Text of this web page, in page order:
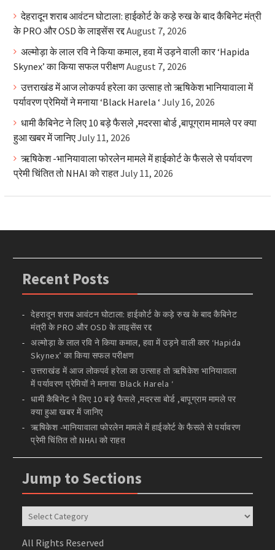
देहरादून शराब आवंटन घोटाला: हाईकोर्ट के कड़े रुख के बाद कैबिनेट मंत्री
के PRO और OSD के लाइसेंस रद्दAugust 7, 2026
अल्मोड़ा के लाल रवि ने किया कमाल, हवा में उड़ने वाली कार ‘Hapida
Skynex’ का किया सफल परीक्षणAugust 7, 2026
उत्तराखंड में आज लोकपर्व हरेला का उत्साह तो ऋषिकेश भानियावाला में
पर्यावरण प्रेमियों ने मनाया ‘Black Harela ‘ July 16, 2026
धामी कैबिनेट ने लिए 10 बड़े फैसले ,मदरसा बोर्ड ,बापूग्राम मामले पर क्या
हुआ खबर में जानिएJuly 11, 2026
ऋषिकेश -भानियावाला फोरलेन मामले में हाईकोर्ट के फैसले से पर्यावरण
प्रेमी चिंतित तो NHAI को राहतJuly 11, 2026
Recent Posts
देहरादून शराब आवंटन घोटाला: हाईकोर्ट के कड़े रुख के बाद कैबिनेट
मंत्री के PRO और OSD के लाइसेंस रद्द
अल्मोड़ा के लाल रवि ने किया कमाल, हवा में उड़ने वाली कार ‘Hapida
Skynex’ का किया सफल परीक्षण
उत्तराखंड में आज लोकपर्व हरेला का उत्साह तो ऋषिकेश भानियावाला
में पर्यावरण प्रेमियों ने मनाया ‘Black Harela ‘
धामी कैबिनेट ने लिए 10 बड़े फैसले ,मदरसा बोर्ड ,बापूग्राम मामले पर
क्या हुआ खबर में जानिए
ऋषिकेश -भानियावाला फोरलेन मामले में हाईकोर्ट के फैसले से पर्यावरण
प्रेमी चिंतित तो NHAI को राहत
Jump to Sections
Jump
to
Sections
All Rights Reserved